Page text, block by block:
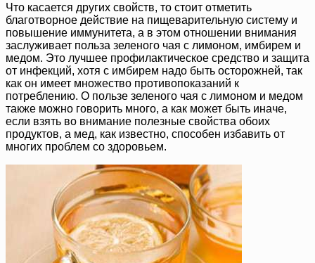
Что касается других свойств, то стоит отметить
благотворное действие на пищеварительную систему и
повышение иммунитета, а в этом отношении внимания
заслуживает польза зеленого чая с лимоном, имбирем и
медом. Это лучшее профилактическое средство и защита
от инфекций, хотя с имбирем надо быть осторожней, так
как он имеет множество противопоказаний к
потреблению. О пользе зеленого чая с лимоном и медом
также можно говорить много, а как может быть иначе,
если взять во внимание полезные свойства обоих
продуктов, а мед, как известно, способен избавить от
многих проблем со здоровьем.